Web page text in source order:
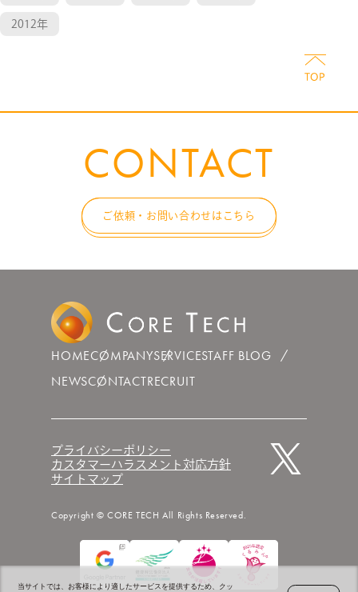
2012年
CONTACT
ご依頼・お問い合わせはこちら
HOMECOMPANYSERVICESTAFF BLOG
NEWSCONTACTRECRUIT
プライバシーポリシー
カスタマーハラスメント対応方針
サイトマップ
Copyright © CORE TECH All Rights Reserved.
当サイトでは、お客様により適したサービスを提供するため、クッ